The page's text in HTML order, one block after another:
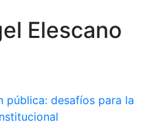
Elescano
pública: desafíos para la